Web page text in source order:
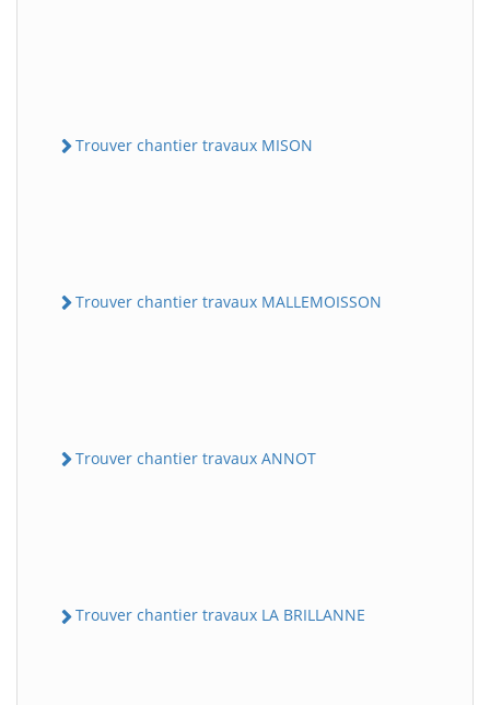
Trouver chantier travaux MISON
Trouver chantier travaux MALLEMOISSON
Trouver chantier travaux ANNOT
Trouver chantier travaux LA BRILLANNE